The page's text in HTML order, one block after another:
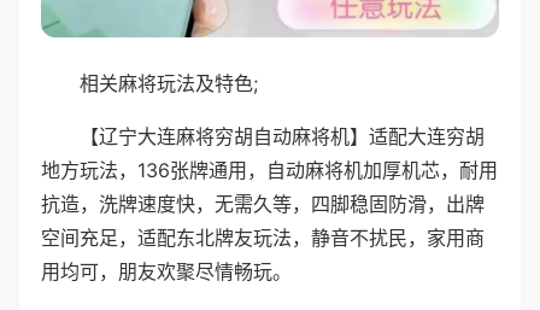
相关麻将玩法及特色;
【辽宁大连麻将穷胡自动麻将机】适配大连穷胡
地方玩法，136张牌通用，自动麻将机加厚机芯，耐用
抗造，洗牌速度快，无需久等，四脚稳固防滑，出牌
空间充足，适配东北牌友玩法，静音不扰民，家用商
用均可，朋友欢聚尽情畅玩。